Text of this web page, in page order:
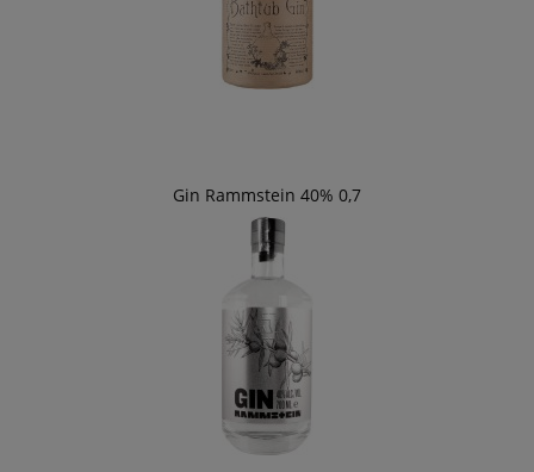
Gin Rammstein 40% 0,7